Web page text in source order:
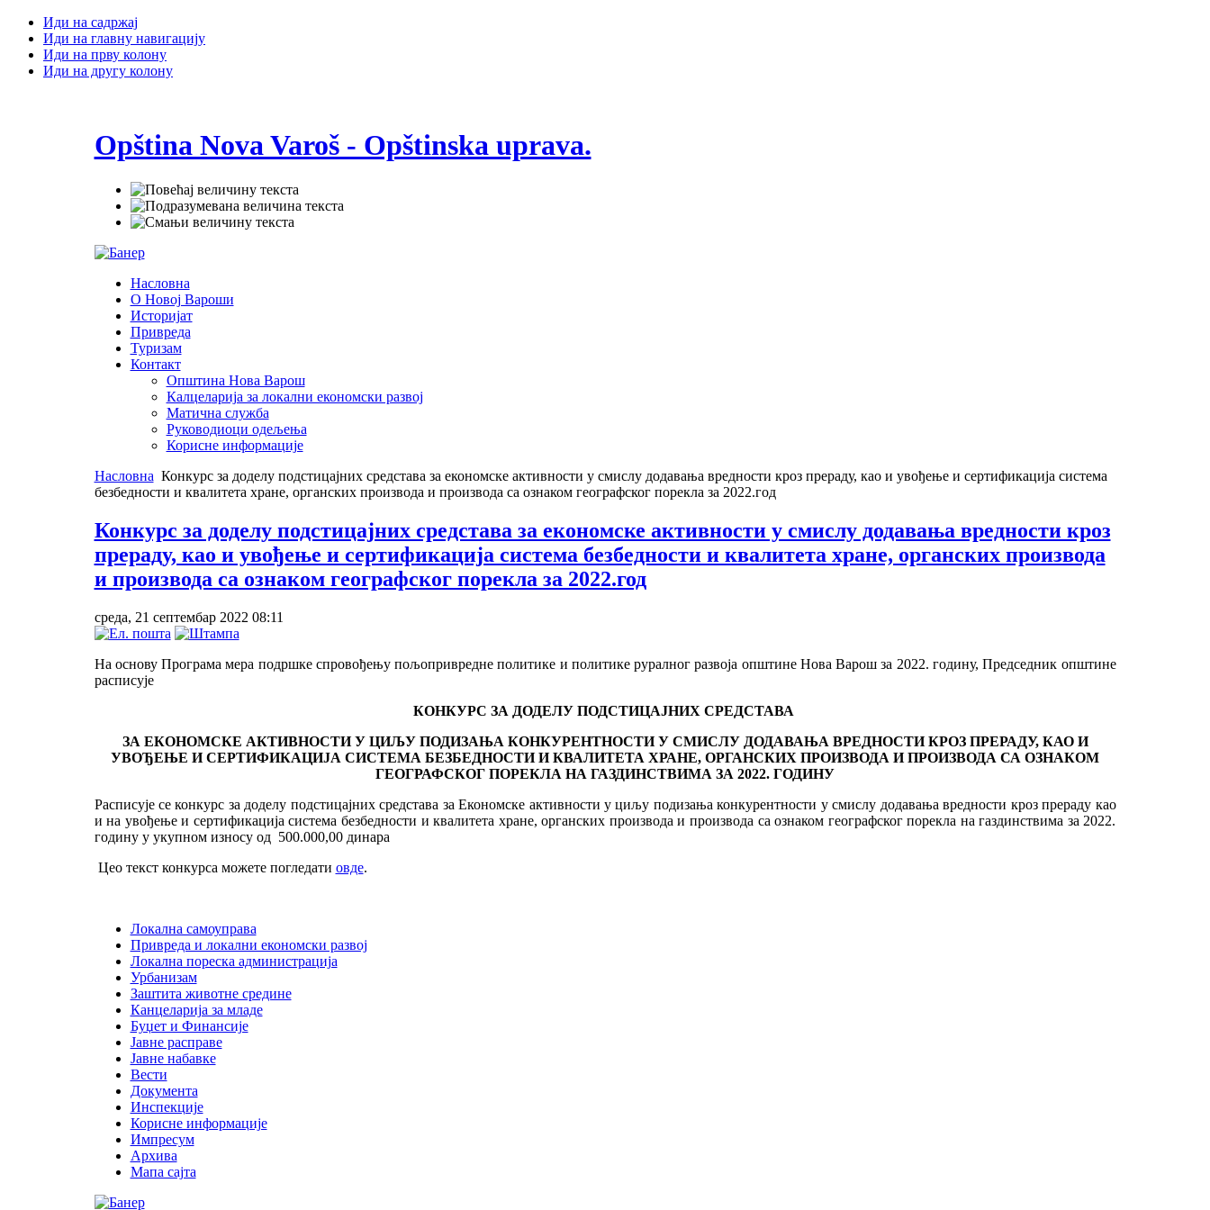
Иди на садржај
Иди на главну навигацију
Иди на прву колону
Иди на другу колону
Opština Nova Varoš - Opštinska uprava.
Насловна
О Новој Вароши
Историјат
Привреда
Туризам
Контакт
Општина Нова Варош
Калцеларија за локални економски развој
Матична служба
Руководиоци одељења
Корисне информације
Насловна Конкурс за доделу подстицајних средстава за економске активности у смислу додавања вредности кроз прераду, као и увођење и сертификација система
безбедности и квалитета хране, органских производа и производа са ознаком географског порекла за 2022.год
Конкурс за доделу подстицајних средстава за економске активности у смислу додавања вредности кроз
прераду, као и увођење и сертификација система безбедности и квалитета хране, органских производа
и производа са ознаком географског порекла за 2022.год
среда, 21 септембар 2022 08:11
На основу Програма мера подршке спровођењу пољопривредне политике и политике руралног развоја општине Нова Варош за 2022. годину, Председник општине
расписује
КОНКУРС ЗА ДОДЕЛУ ПОДСТИЦАЈНИХ СРЕДСТАВА
ЗА ЕКОНОМСКЕ АКТИВНОСТИ У ЦИЉУ ПОДИЗАЊА КОНКУРЕНТНОСТИ У СМИСЛУ ДОДАВАЊА ВРЕДНОСТИ КРОЗ ПРЕРАДУ, КАО И
УВОЂЕЊЕ И СЕРТИФИКАЦИЈА СИСТЕМА БЕЗБЕДНОСТИ И КВАЛИТЕТА ХРАНЕ, ОРГАНСКИХ ПРОИЗВОДА И ПРОИЗВОДА СА ОЗНАКОМ
ГЕОГРАФСКОГ ПОРЕКЛА НА ГАЗДИНСТВИМА ЗА 2022. ГОДИНУ
Расписује се конкурс за доделу подстицајних средстава за Економске активности у циљу подизања конкурентности у смислу додавања вредности кроз прераду као
и на увођење и сертификација система безбедности и квалитета хране, органских производа и производа са ознаком географског порекла на газдинствима за 2022.
годину у укупном износу од 500.000,00 динара
Цео текст конкурса можете погледати овде.
Локална самоуправа
Привреда и локални економски развој
Локална пореска администрација
Урбанизам
Заштита животне средине
Канцеларија за младе
Буџет и Финансије
Јавне расправе
Јавне набавке
Вести
Документа
Инспекције
Корисне информације
Импресум
Архива
Мапа сајта